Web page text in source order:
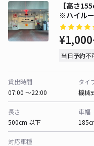
【高さ
※ハイル
当日予約不
貸出時間
07:00 〜22:00
タイ
機械
長さ
500cm 以下
車幅
対応車種